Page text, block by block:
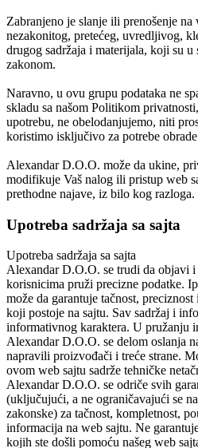
Zabranjeno je slanje ili prenošenje
nezakonitog, pretećeg, uvredljivog,
drugog sadržaja i materijala, koji su
zakonom.
Naravno, u ovu grupu podataka ne
skladu sa našom Politikom
upotrebu, ne obelodanjujemo, niti
koristimo isključivo za potrebe
Alexandar D.O.O. može da ukine,
modifikuje Vaš nalog ili pristup web
prethodne najave, iz bilo kog razloga.
Upotreba sadržaja sa sajta
Upotreba sadržaja sa sajta
Alexandar D.O.O. se trudi da objavi
korisnicima pruži precizne podatke.
može da garantuje tačnost,
koji postoje na sajtu. Sav sadržaj i
informativnog karaktera. U pružanju
Alexandar D.O.O. se delom oslanja
napravili proizvođači i treće strane.
ovom web sajtu sadrže tehničke
Alexandar D.O.O. se odriče svih
(uključujući, a ne ograničavajući se
zakonske) za tačnost, kompletnost,
informacija na web sajtu. Ne
kojih ste došli pomoću našeg web